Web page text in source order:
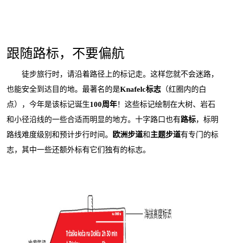
跟随路标，不要偏航
徒步旅行时，请沿着路径上的标记走。这样您就不会迷路，
也能安全到达目的地。最著名的是Knafelc标志 （红圈内的白
点），今年是该标记诞生100周年！这些标记绘制在大树、岩石
和小径沿线的一些合适而明显的地方。十字路口也有路标，标明
路线难度级别和预计步行时间。
欧洲步道和主题步道有专门的标
志，其中一些还额外标有它们独有的标志。